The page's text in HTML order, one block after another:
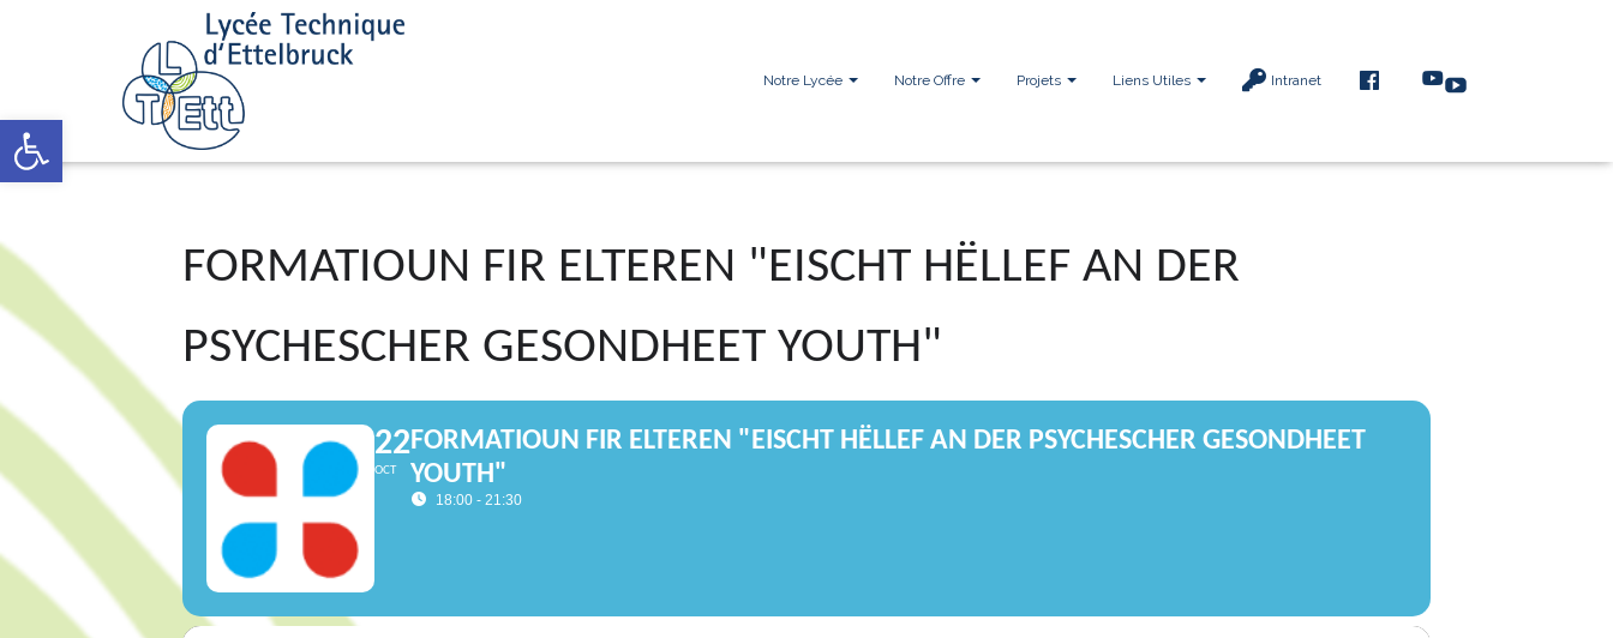
Open toolbar
Notre Lycée Notre Offre Projets Liens Utiles Intranet
FORMATIOUN FIR ELTEREN "EISCHT HËLLEF AN DER
PSYCHESCHER GESONDHEET YOUTH"
22
OCT
FORMATIOUN FIR ELTEREN "EISCHT HËLLEF AN DER PSYCHESCHER GESONDHEET
YOUTH"
18:00 - 21:30